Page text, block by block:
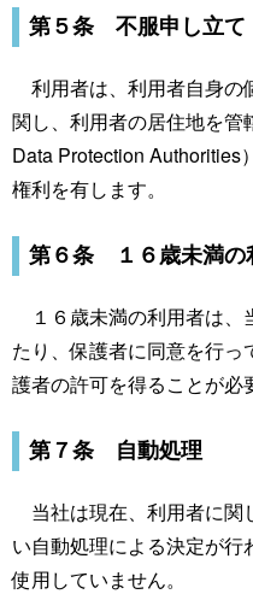
第５条 不服申し立て
利用者は、利用者自身の
関し、利用者の居住地を
Data Protection Authorities
権利を有します。
第６条 １６歳未満の
１６歳未満の利用者は、
たり、保護者に同意を行
護者の許可を得ることが必
第７条 自動処理
当社は現在、利用者に関
い自動処理による決定が
使用していません。